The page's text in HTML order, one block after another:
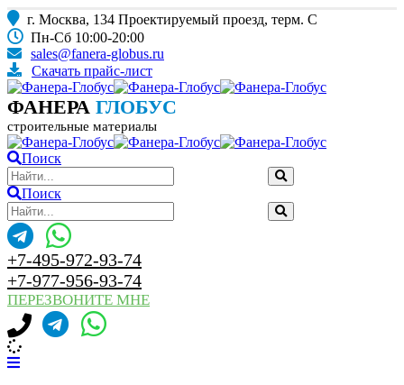
г. Москва, 134 Проектируемый проезд, терм. С
Пн-Сб 10:00-20:00
sales@fanera-globus.ru
Скачать прайс-лист
ФАНЕРА ГЛОБУС
строительные материалы
Поиск
Поиск
+7-495-972-93-74
+7-977-956-93-74
ПЕРЕЗВОНИТЕ МНЕ